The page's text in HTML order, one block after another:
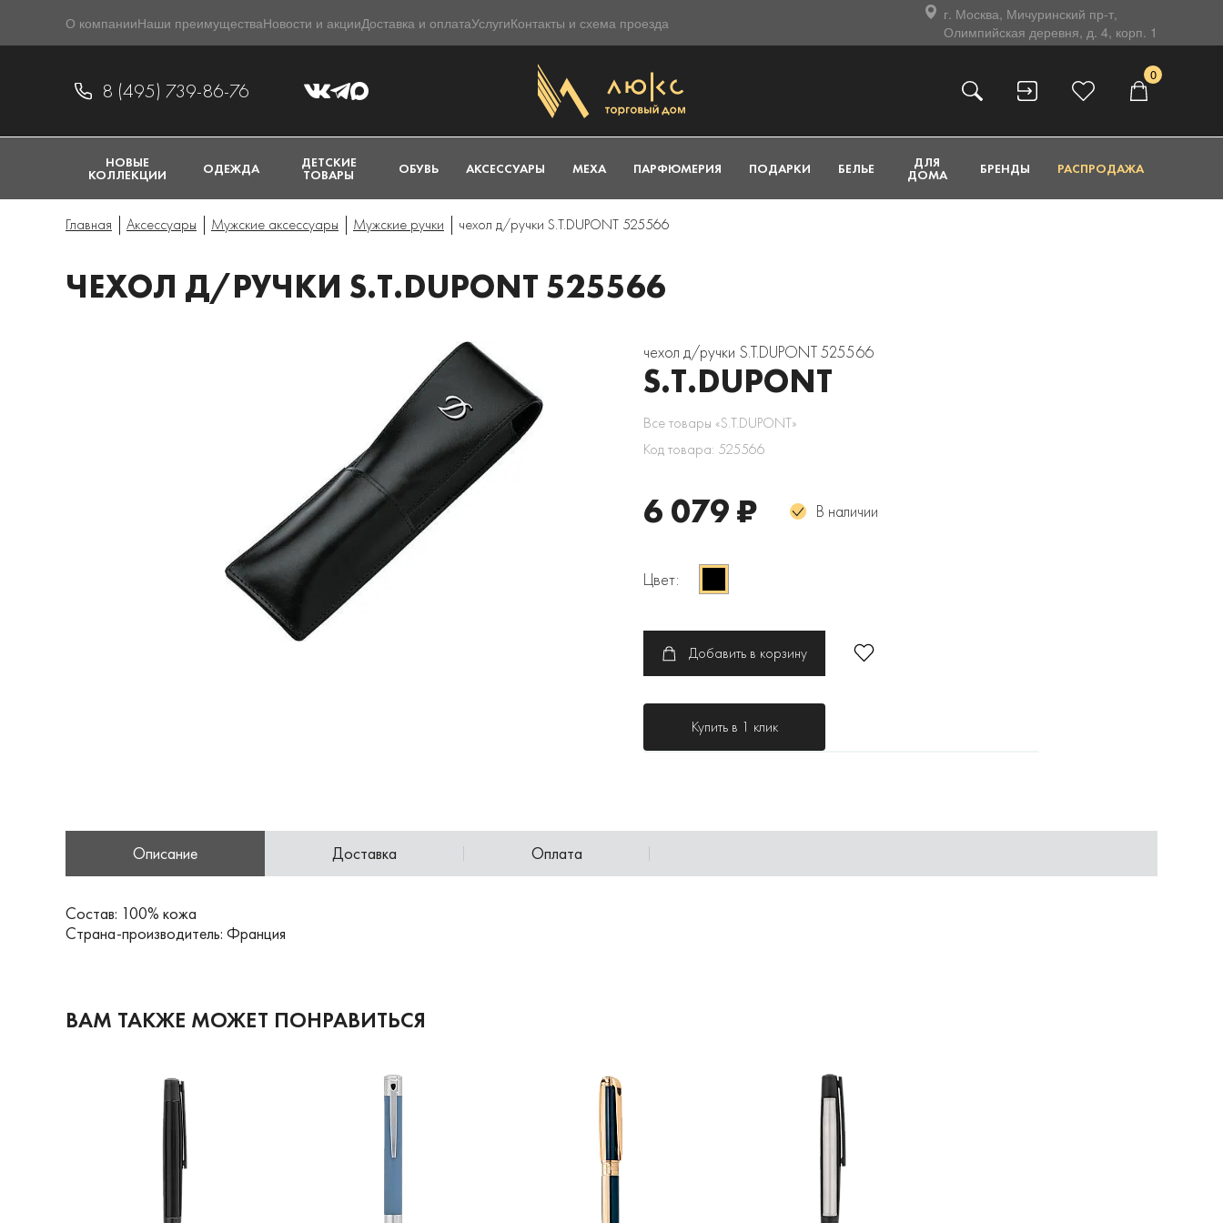
О компанииНаши преимуществаНовости и акцииДоставка и оплатаУслугиКонтакты и схема проезда
г. Москва, Мичуринский пр-т,
Олимпийская деревня, д. 4, корп. 1
8 (495) 739-86-76
0
НОВЫЕ
КОЛЛЕКЦИИ ОДЕЖДА ДЕТСКИЕ
ТОВАРЫ ОБУВЬ АКСЕССУАРЫ МЕХА ПАРФЮМЕРИЯ ПОДАРКИ БЕЛЬЕ ДЛЯ
ДОМА БРЕНДЫ РАСПРОДАЖА
Главная Аксессуары Мужские аксессуары Мужские ручки чехол д/ручки S.T.DUPONT 525566
ЧЕХОЛ Д/РУЧКИ S.T.DUPONT 525566
чехол д/ручки S.T.DUPONT 525566
S.T.DUPONT
Все товары «S.T.DUPONT»
Код товара: 525566
6 079 ₽ В наличии
Цвет:
Добавить в корзину
Купить в 1 клик
Описание Доставка Оплата
Состав: 100% кожа
Страна-производитель: Франция
ВАМ ТАКЖЕ МОЖЕТ ПОНРАВИТЬСЯ